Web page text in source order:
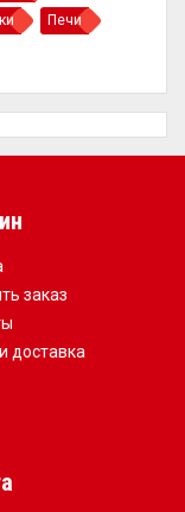
Печи
заказ
доставка